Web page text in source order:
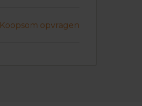
Koopsom opvragen